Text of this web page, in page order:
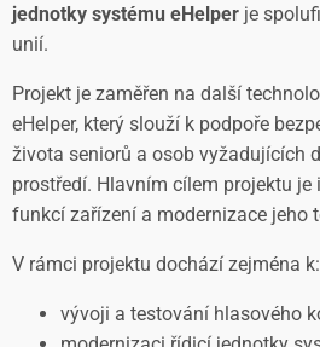
jednotky systému eHelper je
unií.
Projekt je zaměřen na další
eHelper, který slouží k podpoře
života seniorů a osob vyžadujících
prostředí. Hlavním cílem projektu
funkcí zařízení a modernizace jeho
V rámci projektu dochází zejména k:
vývoji a testování hlasového